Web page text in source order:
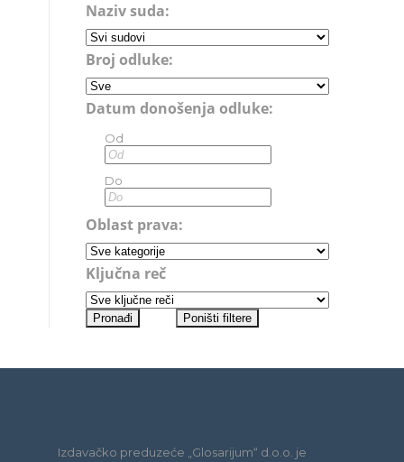
Naziv suda:
Broj odluke:
Datum donošenja odluke:
Od
Do
Oblast prava:
Ključna reč
Izdavačko preduzeće „Glosarijum“ d.o.o. je